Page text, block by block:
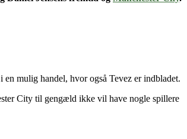
mulig handel, hvor også Tevez er indbladet.
City til gengæld ikke vil have nogle spillere